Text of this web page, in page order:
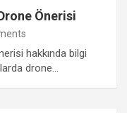
Önerisi
hakkında bilgi
drone…